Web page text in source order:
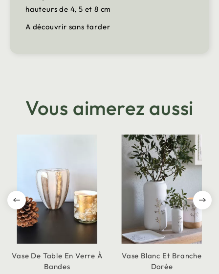
hauteurs de 4, 5 et 8 cm
A découvrir sans tarder
Vous aimerez aussi
Vase De Table En Verre À
Bandes
Vase Blanc Et Branche
Dorée